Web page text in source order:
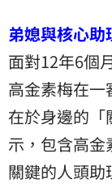
弟媳與核心
面對12年6個
高金素梅在一
在於身邊的
示，包含高
關鍵的人頭助